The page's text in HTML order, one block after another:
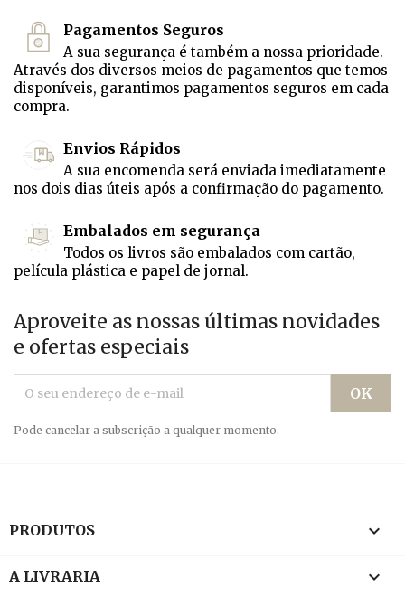
Pagamentos Seguros
A sua segurança é também a nossa prioridade.
Através dos diversos meios de pagamentos que temos
disponíveis, garantimos pagamentos seguros em cada
compra.
Envios Rápidos
A sua encomenda será enviada imediatamente
nos dois dias úteis após a confirmação do pagamento.
Embalados em segurança
Todos os livros são embalados com cartão,
película plástica e papel de jornal.
Aproveite as nossas últimas novidades
e ofertas especiais
Pode cancelar a subscrição a qualquer momento.
PRODUTOS 
A LIVRARIA 